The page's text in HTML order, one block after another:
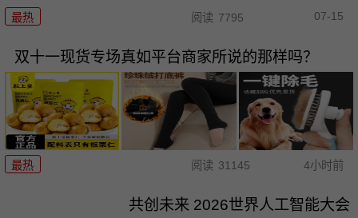
最热 阅读 7795 07-15
双十一现货专场真如平台商家所说的那样吗？
最热 阅读 31145 4小时前
共创未来 2026世界人工智能大会